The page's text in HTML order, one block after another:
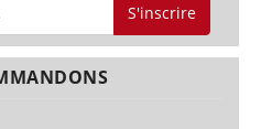
S'inscrire